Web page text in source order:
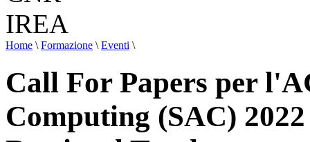
Home \ Formazione \ Eventi \
Call For Papers per
Computing (SAC)